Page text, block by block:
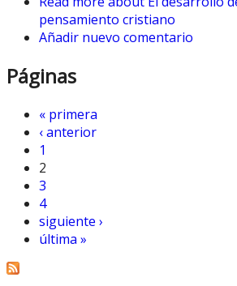
pensamiento cristiano
Añadir nuevo comentario
Páginas
« primera
‹ anterior
1
2
3
4
siguiente ›
última »